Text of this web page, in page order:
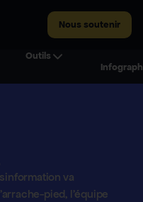
Nous soutenir
Outils
va
pied, l'équipe